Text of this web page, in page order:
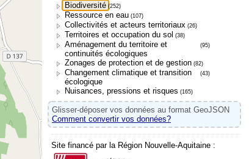
Biodiversité (252)
Ressource en eau (107)
Collectivités et acteurs territoriaux (26)
Territoires et occupation du sol (38)
Aménagement du territoire et
continuités écologiques
(95)
Zonages de protection et de gestion (82)
Changement climatique et transition
écologique
(43)
Nuisances, pressions et risques (165)
Glisser-déposer vos données au format GeoJSON
Comment convertir vos données?
Site financé par la Région Nouvelle-Aquitaine :